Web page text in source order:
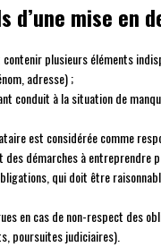
d’une mise en
plusieurs éléments
adresse) ;
conduit à la situation de
est considérée comme
des démarches à entreprendre
qui doit être
en cas de non-respect des
poursuites judiciaires).